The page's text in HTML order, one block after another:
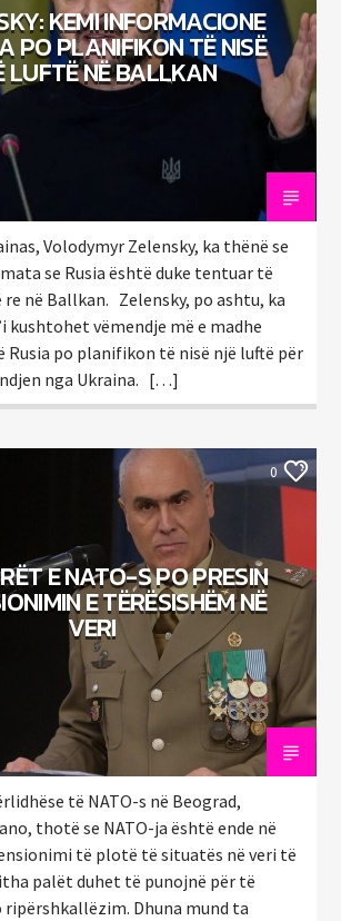
ARGËTUES-SHPËRBLYES
KEMI INFORMACIONE
PO PLANIFIKON TË NISË
LUFTË NË BALLKAN
Volodymyr Zelensky, ka thënë se
se Rusia është duke tentuar të
re në Ballkan. Zelensky, po ashtu, ka
kushtohet vëmendje më e madhe
Rusia po planifikon të nisë një luftë për
nga Ukraina. […]
0
E NATO-S PO PRESIN
E TËRËSISHËM NË
VERI
të NATO-s në Beograd,
thotë se NATO-ja është ende në
të plotë të situatës në veri të
palët duhet të punojnë për të
ripërshkallëzim. Dhuna mund ta